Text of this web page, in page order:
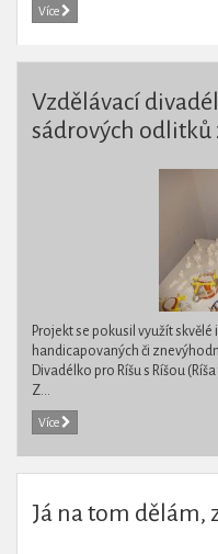
Více
Vzdělávací
sádrových
Projekt se pokusil využít
handicapovaných či
Divadélko pro Ríšu s Ríšou
Z...
Více
Já na tom dělám,